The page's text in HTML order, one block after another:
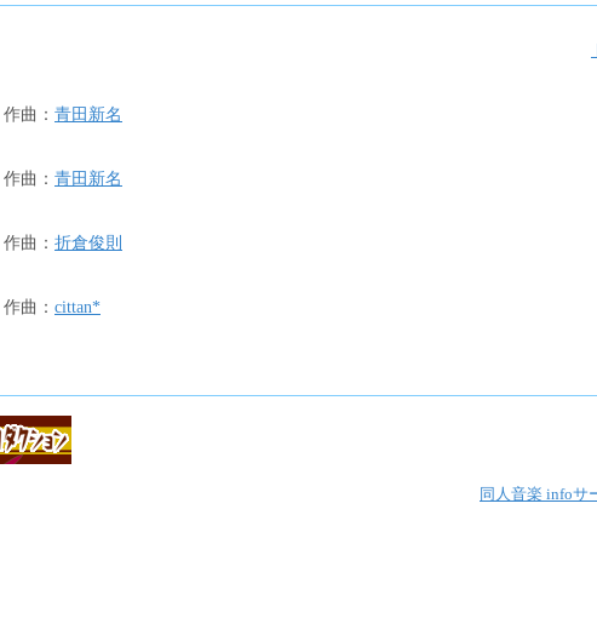
作曲 ： 青田新名
作曲 ： 青田新名
作曲 ： 折倉俊則
作曲 ： cittan*
同人音楽 infoサ